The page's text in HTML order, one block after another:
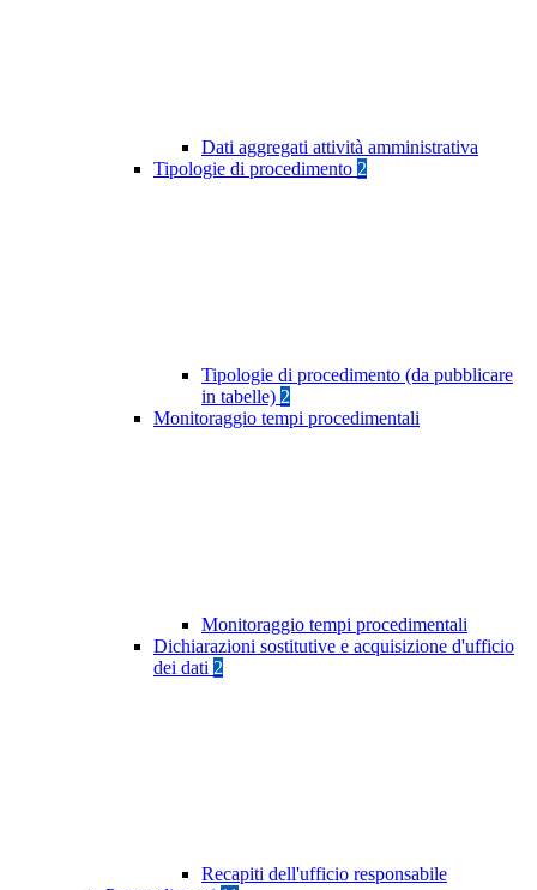
Dati aggregati attività amministrativa
Tipologie di procedimento 2
Tipologie di procedimento (da pubblicare
in tabelle) 2
Monitoraggio tempi procedimentali
Monitoraggio tempi procedimentali
Dichiarazioni sostitutive e acquisizione d'ufficio
dei dati 2
Recapiti dell'ufficio responsabile